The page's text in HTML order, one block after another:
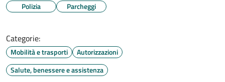
Polizia Parcheggi
Categorie:
Mobilità e trasporti
Autorizzazioni
Salute, benessere e assistenza